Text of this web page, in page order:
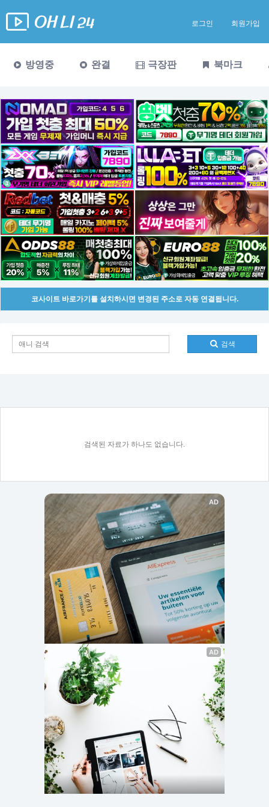
로그인 회원가입
방영중 완결 극장판 북마크
코사이트 바로가기를 설치하시면 변경된 주소로 자동 연결됩니다.
검색
검색된 자료가 하나도 없습니다.